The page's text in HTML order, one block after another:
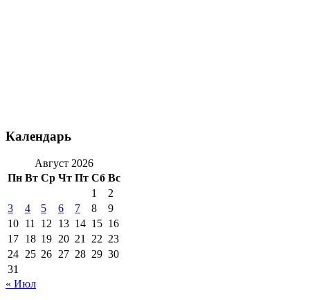
Календарь
Август 2026
Пн Вт Ср Чт Пт Сб Вс
1
2
3
4 5 6 7 8
9
10 11 12 13 14 15 16
17 18 19 20 21 22 23
24 25 26 27 28 29 30
31
« Июл